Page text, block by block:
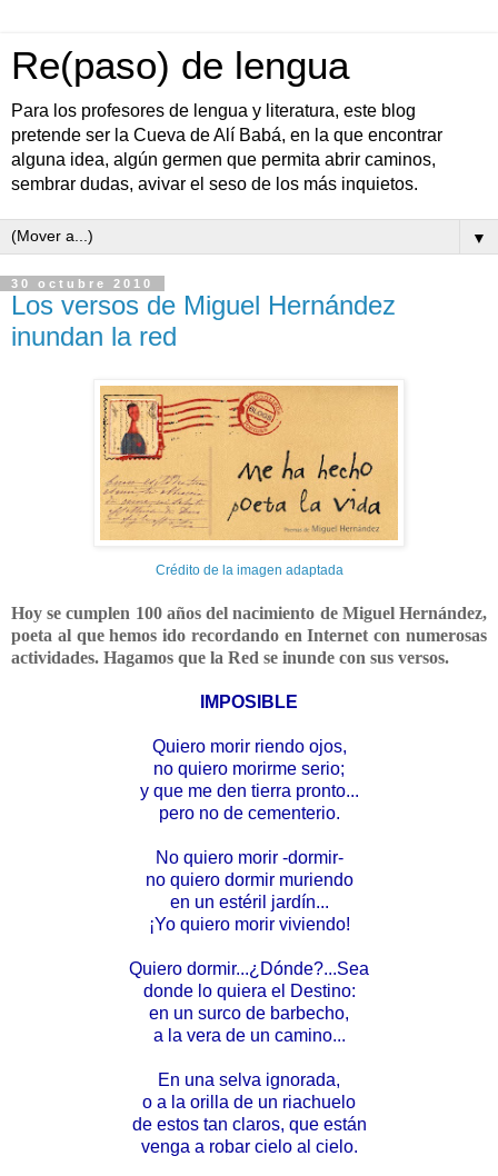
Re(paso) de lengua
Para los profesores de lengua y literatura, este blog
pretende ser la Cueva de Alí Babá, en la que encontrar
alguna idea, algún germen que permita abrir caminos,
sembrar dudas, avivar el seso de los más inquietos.
▼
30 octubre 2010
Los versos de Miguel Hernández
inundan la red
Crédito de la imagen adaptada
Hoy se cumplen 100 años del nacimiento de Miguel Hernández,
poeta al que hemos ido recordando en Internet con numerosas
actividades. Hagamos que la Red se inunde con sus versos.
IMPOSIBLE
Quiero morir riendo ojos,
no quiero morirme serio;
y que me den tierra pronto...
pero no de cementerio.
No quiero morir -dormir-
no quiero dormir muriendo
en un estéril jardín...
¡Yo quiero morir viviendo!
Quiero dormir...¿Dónde?...Sea
donde lo quiera el Destino:
en un surco de barbecho,
a la vera de un camino...
En una selva ignorada,
o a la orilla de un riachuelo
de estos tan claros, que están
venga a robar cielo al cielo.